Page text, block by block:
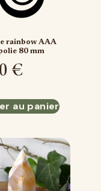
rainbow AAA
80 mm
€
au panier